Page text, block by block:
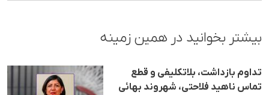
بیشتر بخوانید در همین زمینه
تداوم بازداشت، بلاتکلیفی و قطع
تماس ناهید فلاحتی، شهروند بهائی